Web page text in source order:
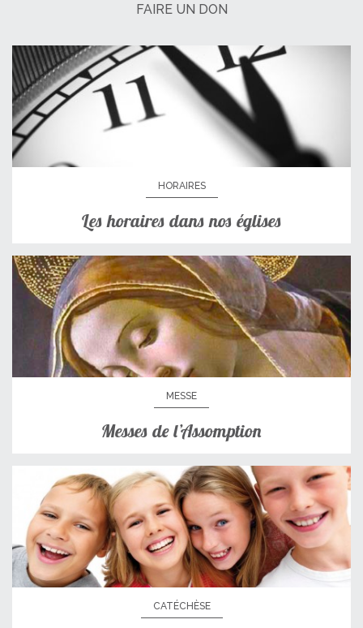
FAIRE UN DON
HORAIRES
Les horaires dans nos églises
MESSE
Messes de l’Assomption
CATÉCHÈSE